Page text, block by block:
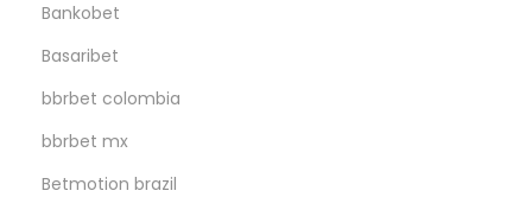
Bankobet
Basaribet
bbrbet colombia
bbrbet mx
Betmotion brazil